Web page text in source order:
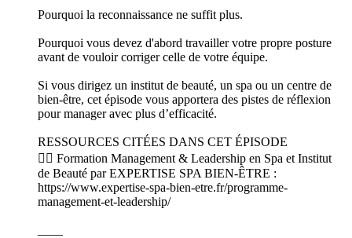
Pourquoi la reconnaissance ne suffit plus.
Pourquoi vous devez d'abord travailler votre propre posture
avant de vouloir corriger celle de votre équipe.
Si vous dirigez un institut de beauté, un spa ou un centre de
bien-être, cet épisode vous apportera des pistes de réflexion
pour manager avec plus d’efficacité.
RESSOURCES CITÉES DANS CET ÉPISODE
👉🏻 Formation Management & Leadership en Spa et Institut
de Beauté par EXPERTISE SPA BIEN-ÊTRE :
https://www.expertise-spa-bien-etre.fr/programme-
management-et-leadership/